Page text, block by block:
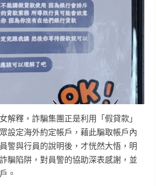
解釋，詐騙集團正是利用「假貸款」
設定海外約定帳戶，藉此騙取帳戶內
警與行員的說明後，才恍然大悟，明
騙陷阱，對員警的協助深表感謝，並
。